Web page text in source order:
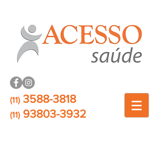
(11)3588-3818
(11)93803-3932